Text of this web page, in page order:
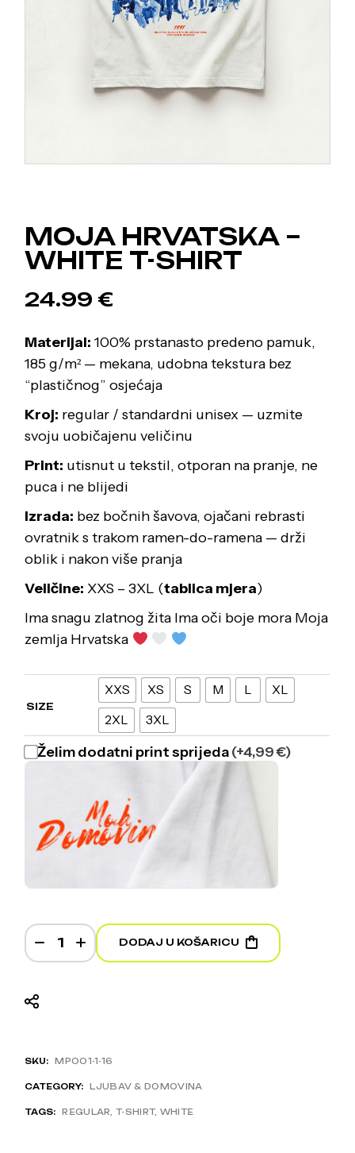
MOJA HRVATSKA –
WHITE T-SHIRT
24.99 €
Materijal: 100% prstanasto predeno pamuk,
185 g/m² — mekana, udobna tekstura bez
“plastičnog” osjećaja
Kroj: regular / standardni unisex — uzmite
svoju uobičajenu veličinu
Print: utisnut u tekstil, otporan na pranje, ne
puca i ne blijedi
Izrada: bez bočnih šavova, ojačani rebrasti
ovratnik s trakom ramen-do-ramena — drži
oblik i nakon više pranja
Veličine: XXS – 3XL (tablica mjera)
Ima snagu zlatnog žita Ima oči boje mora Moja
zemlja Hrvatska
SIZE
XXS XS S M L
XL
2XL
3XL
Želim dodatni print sprijeda(+4,99 €)
Moja Hrvatska - White T-shirt quantity
DODAJ U KOŠARICU
SKU: MP001-1-16
CATEGORY: LJUBAV & DOMOVINA
TAGS: REGULAR ,T-SHIRT, WHITE